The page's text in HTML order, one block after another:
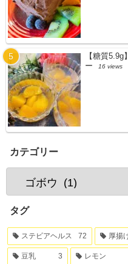
【糖質
ー
16 views
カテゴリー
タグ
ステビアヘルス 72 厚揚
豆乳 3 レモン